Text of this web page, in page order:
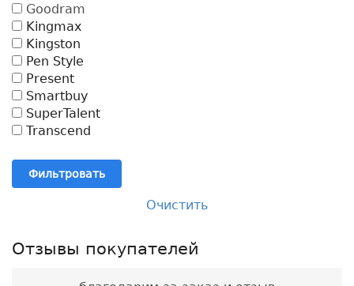
Goodram
Kingmax
Kingston
Pen Style
Present
Smartbuy
SuperTalent
Transcend
Фильтровать
Очистить
Отзывы покупателей